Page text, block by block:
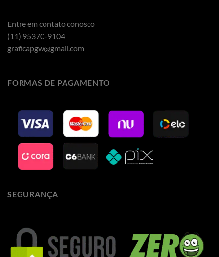
Entre em contato conosco
(11) 95370-9104
graficapgw@gmail.com
FORMAS DE PAGAMENTO
SEGURANÇA